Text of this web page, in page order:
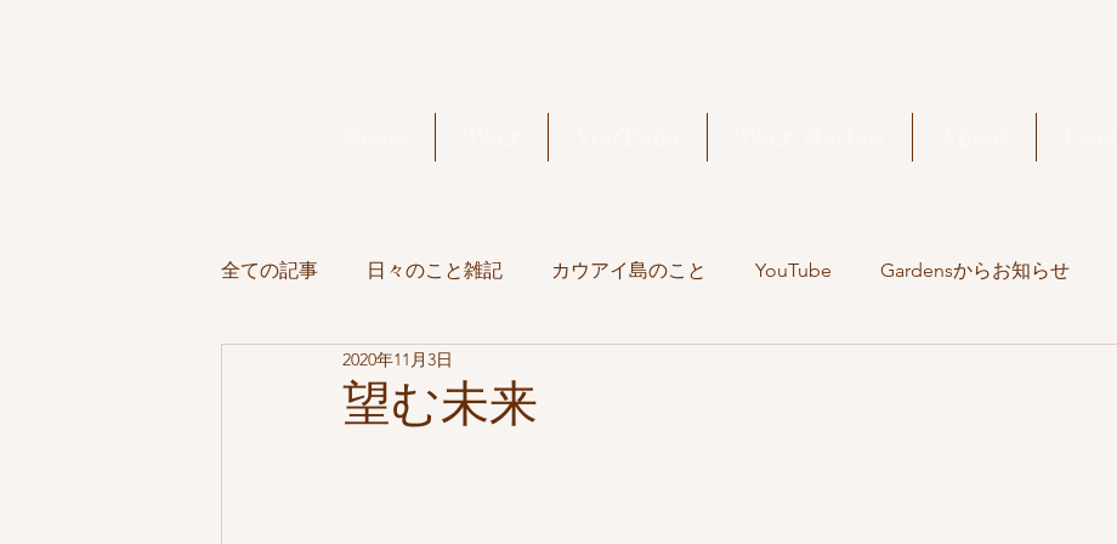
全ての記事 日々のこと雑記 カウアイ島のこと YouTube Gardensからお知らせ
Full Moon 美味しいもの
望む未来
2020年11月3日